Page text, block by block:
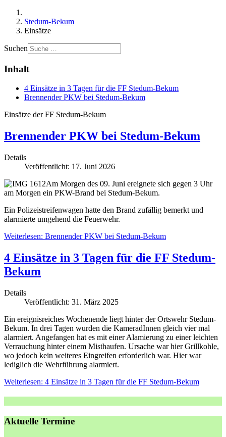
Stedum-Bekum
Einsätze
Suchen
Inhalt
4 Einsätze in 3 Tagen für die FF Stedum-Bekum
Brennender PKW bei Stedum-Bekum
Einsätze der FF Stedum-Bekum
Brennender PKW bei Stedum-Bekum
Details
Veröffentlicht: 17. Juni 2026
Am Morgen des 09. Juni ereignete sich gegen 3 Uhr
am Morgen ein PKW-Brand bei Stedum-Bekum.
Ein Polizeistreifenwagen hatte den Brand zufällig bemerkt und
alarmierte umgehend die Feuerwehr.
Weiterlesen: Brennender PKW bei Stedum-Bekum
4 Einsätze in 3 Tagen für die FF Stedum-
Bekum
Details
Veröffentlicht: 31. März 2025
Ein ereignisreiches Wochenende liegt hinter der Ortswehr Stedum-
Bekum. In drei Tagen wurden die KameradInnen gleich vier mal
alarmiert. Angefangen hat es mit einer Alamierung zu einer leichten
Verrauchung hinter einem Misthaufen. Ursache war hier Grillkohle,
wo jedoch kein weiteres Eingreifen erforderlich war. Hier war
lediglich die Wehrführung alarmiert.
Weiterlesen: 4 Einsätze in 3 Tagen für die FF Stedum-Bekum
Aktuelle Termine